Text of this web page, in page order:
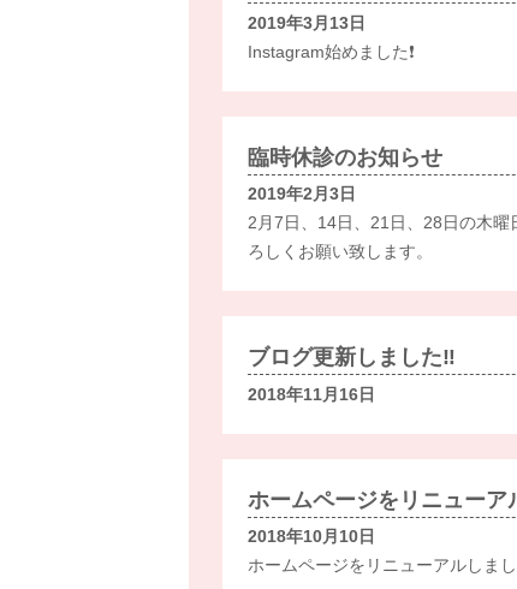
2019年3月13日
Instagram始めました❗️
臨時休診のお知らせ
2019年2月3日
2月7日、14日、21日、28日の木
ろしくお願い致します。
ブログ更新しました‼️
2018年11月16日
ホームページをリニューア
2018年10月10日
ホームページをリニューアルしま